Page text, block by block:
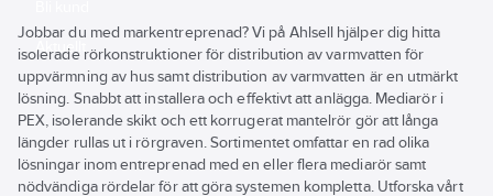
Aktuellt
Jobbar du med markentreprenad? Vi på Ahlsell hjälper dig hitta
isolerade rörkonstruktioner för distribution av varmvatten för
uppvärmning av hus samt distribution av varmvatten är en utmärkt
lösning. Snabbt att installera och effektivt att anlägga. Mediarör i
PEX, isolerande skikt och ett korrugerat mantelrör gör att långa
längder rullas ut i rörgraven. Sortimentet omfattar en rad olika
lösningar inom entreprenad med en eller flera mediarör samt
nödvändiga rördelar för att göra systemen kompletta. Utforska vårt